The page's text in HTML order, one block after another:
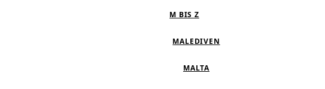
M BIS Z
MALEDIVEN
MALTA